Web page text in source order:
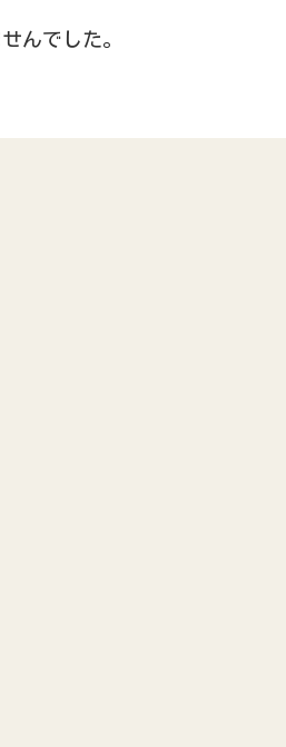
んでした。